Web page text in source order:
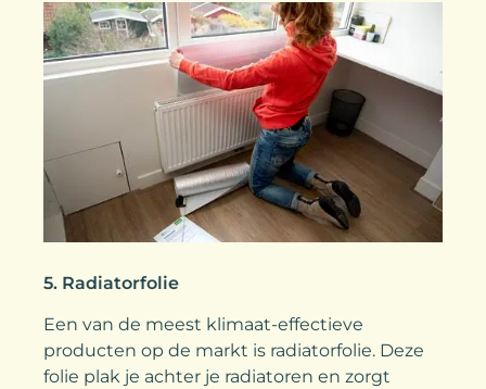
5. Radiatorfolie
Een van de meest klimaat-effectieve
producten op de markt is radiatorfolie. Deze
folie plak je achter je radiatoren en zorgt